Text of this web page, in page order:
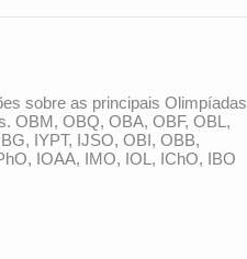
sobre as principais Olimpíadas
OBM, OBQ, OBA, OBF, OBL,
IYPT, IJSO, OBI, OBB,
IOAA, IMO, IOL, IChO, IBO